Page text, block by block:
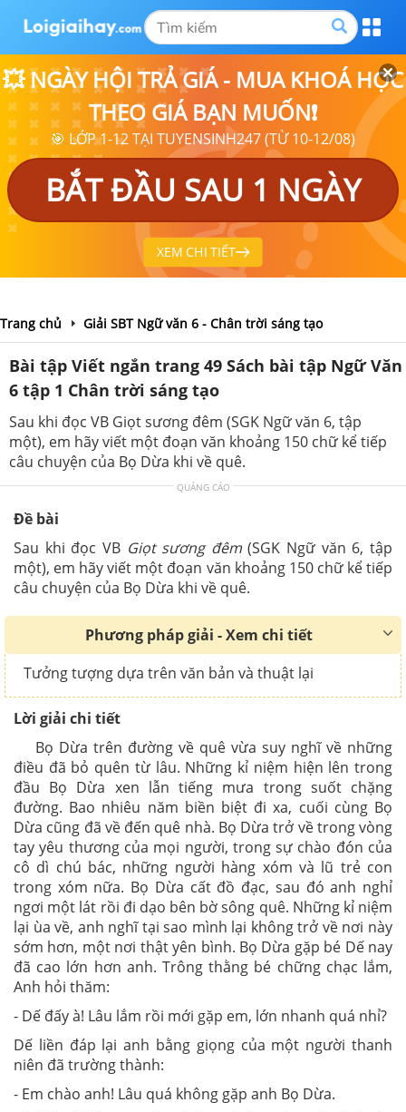
💥 NGÀY HỘI TRẢ GIÁ - MUA KHOÁ HỌC
THEO GIÁ BẠN MUỐN❗
🎯 LỚP 1-12 TẠI TUYENSINH247 (TỪ 10-12/08)
BẮT ĐẦU SAU 1 NGÀY
XEM CHI TIẾT
Trang chủ Giải SBT Ngữ văn 6 - Chân trời sáng tạo
Bài tập Viết ngắn trang 49 Sách bài tập Ngữ Văn
6 tập 1 Chân trời sáng tạo
Sau khi đọc VB Giọt sương đêm (SGK Ngữ văn 6, tập
một), em hãy viết một đoạn văn khoảng 150 chữ kể tiếp
câu chuyện của Bọ Dừa khi về quê.
QUẢNG CÁO
Đề bài
Sau khi đọc VB Giọt sương đêm(SGK Ngữ văn 6, tập
một), em hãy viết một đoạn văn khoảng 150 chữ kể tiếp
câu chuyện của Bọ Dừa khi về quê.
Phương pháp giải - Xem chi tiết
Tưởng tượng dựa trên văn bản và thuật lại
Lời giải chi tiết
Bọ Dừa trên đường về quê vừa suy nghĩ về những
điều đã bỏ quên từ lâu. Những kỉ niệm hiện lên trong
đầu Bọ Dừa xen lẫn tiếng mưa trong suốt chặng
đường. Bao nhiêu năm biền biệt đi xa, cuối cùng Bọ
Dừa cũng đã về đến quê nhà. Bọ Dừa trở về trong vòng
tay yêu thương của mọi người, trong sự chào đón của
cô dì chú bác, những người hàng xóm và lũ trẻ con
trong xóm nữa. Bọ Dừa cất đồ đạc, sau đó anh nghỉ
ngơi một lát rồi đi dạo bên bờ sông quê. Những kỉ niệm
lại ùa về, anh nghĩ tại sao mình lại không trở về nơi này
sớm hơn, một nơi thật yên bình. Bọ Dừa gặp bé Dế nay
đã cao lớn hơn anh. Trông thằng bé chững chạc lắm,
Anh hỏi thăm:
- Dế đấy à! Lâu lắm rồi mới gặp em, lớn nhanh quá nhỉ?
Dế liền đáp lại anh bằng giọng của một người thanh
niên đã trường thành:
- Em chào anh! Lâu quá không gặp anh Bọ Dừa.